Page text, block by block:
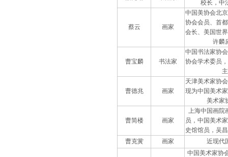
校长，中
蔡云 画家
中国美协会北
协会会员、首
会长、美国世
许麟
曹宝麟 书法家
中国书法家协
协会学术委员
曹德兆 画家
天津美术家协
现为中国美术
美术家
曹简楼 画家
上海中国画院
员，中国美术
史馆馆员，吴
曹克黉
画家 近现代
中国美术家协